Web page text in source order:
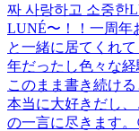
짜 사랑하고 소중한
LUNÉ〜！！一周年
と一緒に居てくれ
年だったし色々な
このまま書き続け
本当に大好きだし
の一言に尽きます。